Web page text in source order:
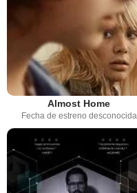
Almost Home
Fecha de estreno desconocida